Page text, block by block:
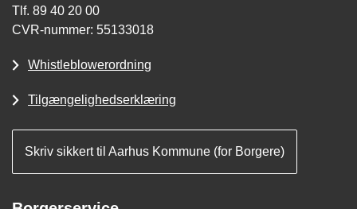
Tlf. 89 40 20 00
CVR-nummer: 55133018
Whistleblowerordning
Tilgængelighedserklæring
Skriv sikkert til Aarhus Kommune (for Borgere)